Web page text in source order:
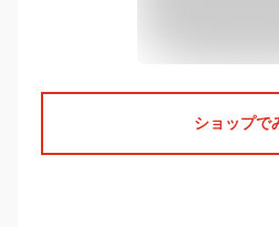
ショップで